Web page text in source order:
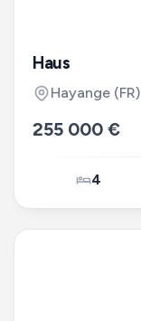
Haus
Hayange (FR)
255 000 €
4